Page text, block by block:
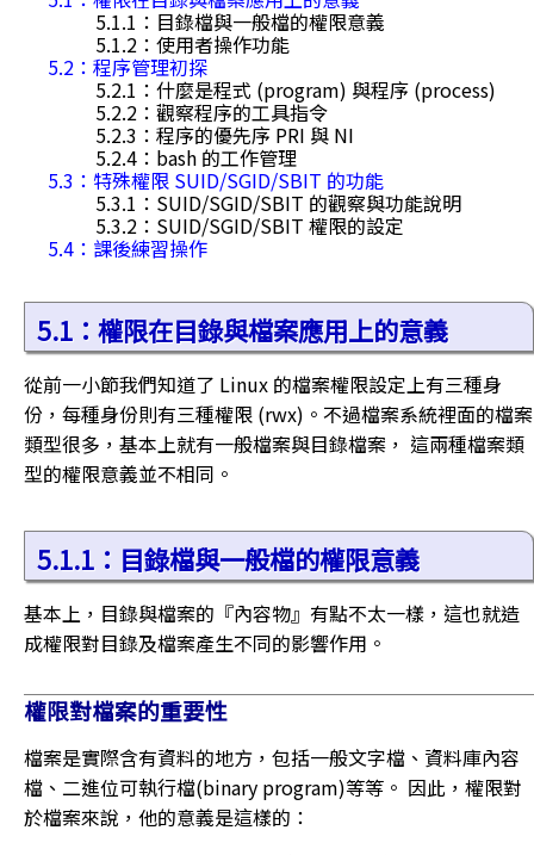
5.1.1：目錄檔與一般檔的權限意義
5.1.2：使用者操作功能
5.2：程序管理初探
5.2.1：什麼是程式 (program) 與程序 (process)
5.2.2：觀察程序的工具指令
5.2.3：程序的優先序 PRI 與 NI
5.2.4：bash 的工作管理
5.3：特殊權限 SUID/SGID/SBIT 的功能
5.3.1：SUID/SGID/SBIT 的觀察與功能說明
5.3.2：SUID/SGID/SBIT 權限的設定
5.4：課後練習操作
5.1：權限在目錄與檔案應用上的意義
從前一小節我們知道了 Linux 的檔案權限設定上有三種身
份，每種身份則有三種權限 (rwx)。不過檔案系統裡面的檔案
類型很多，基本上就有一般檔案與目錄檔案， 這兩種檔案類
型的權限意義並不相同。
5.1.1：目錄檔與一般檔的權限意義
基本上，目錄與檔案的『內容物』有點不太一樣，這也就造
成權限對目錄及檔案產生不同的影響作用。
權限對檔案的重要性
檔案是實際含有資料的地方，包括一般文字檔、資料庫內容
檔、二進位可執行檔(binary program)等等。 因此，權限對
於檔案來說，他的意義是這樣的：